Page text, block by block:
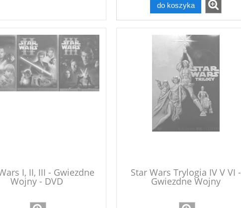
do koszyka
I, II, III - Gwiezdne
Wojny - DVD
Star Wars Trylogia IV V VI -
Gwiezdne Wojny